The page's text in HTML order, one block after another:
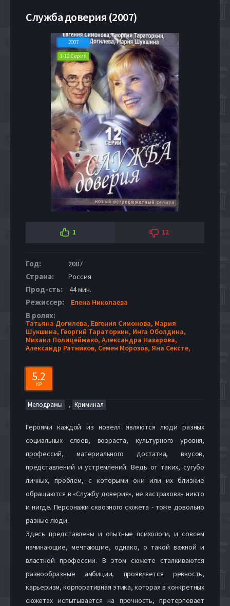
Служба доверия (2007)
2007
1-12 Серия
1 12
Год: 2007
Страна: Россия
Прод-сть: 44 мин.
Режиссер: Елена Николаева
В ролях:
Татьяна Догилева, Евгения Симонова, Мария
Шукшина, Георгий Тараторкин, Инга Оболдина,
Михаил Полицеймако, Александра Назарова,
Александр Ратников, Семен Морозов, Яна Сексте,
5.2
KP
Мелодрамы , Криминал
Героями каждой из новелл являются люди разных
социальных слоев, возраста, культурного уровня,
профессий, материального достатка, вкусов,
представлений и устремлений. Ведь от таких, сугубо
личных, проблем, с которыми они или их близкие
обращаются в «Службу доверия», не застрахован никто
и нигде. Персонажи сквозного сюжета - тоже довольно
разные люди.
Здесь представлены и опытные психологи, и совсем
начинающие, мечтающие, однако, о такой важной и
властной профессии. В этом сюжете сталкиваются
разнообразные амбиции, проявляется ревность,
карьеризм, корпоративная этика, которая в конкретных
сюжетах испытывается на прочность, претерпевает